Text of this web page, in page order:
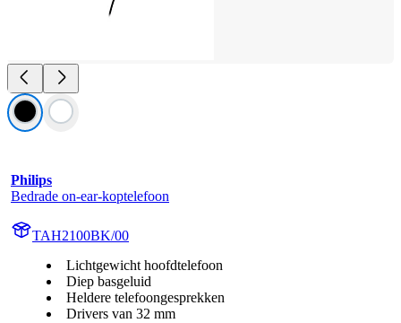
Philips
Bedrade on-ear-koptelefoon
TAH2100BK/00
Lichtgewicht hoofdtelefoon
Diep basgeluid
Heldere telefoongesprekken
Drivers van 32 mm